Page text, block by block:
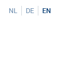
NL DE EN